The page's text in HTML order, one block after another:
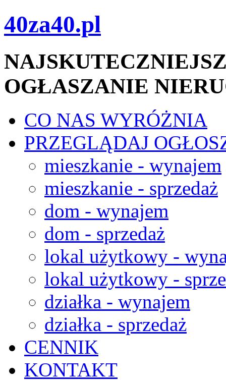
40za40.pl
OGŁASZANIE
CO NAS WYRÓŻNIA
PRZEGLĄDAJ
mieszkanie - wynajem
mieszkanie - sprzedaż
dom - wynajem
dom - sprzedaż
lokal użytkowy -
lokal użytkowy -
działka - wynajem
działka - sprzedaż
CENNIK
KONTAKT